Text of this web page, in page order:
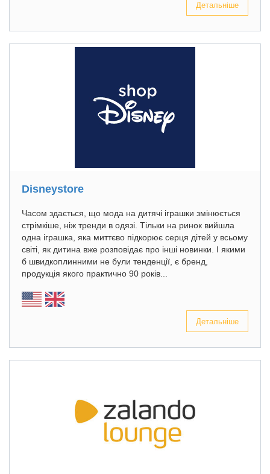
Детальніше
Disneystore
Часом здається, що мода на дитячі іграшки змінюється
стрімкіше, ніж тренди в одязі. Тільки на ринок вийшла
одна іграшка, яка миттєво підкорює серця дітей у всьому
світі, як дитина вже розповідає про інші новинки. І якими
б швидкоплинними не були тенденції, є бренд,
продукція якого практично 90 років...
Детальніше